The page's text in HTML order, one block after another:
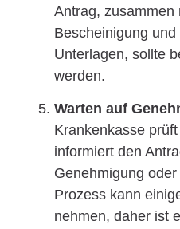
Antrag, zusammen
Bescheinigung
Unterlagen, sollte
werden.
Warten auf
Krankenkasse
informiert den
Genehmigung
Prozess kann
nehmen, daher ist